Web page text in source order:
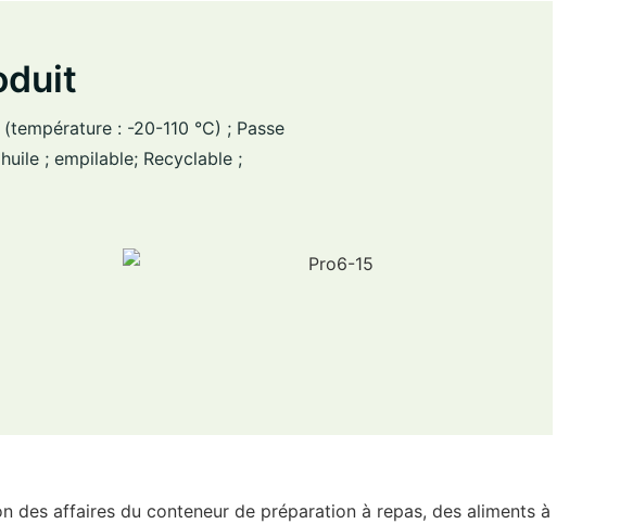
: -20-110 °C) ; Passe
; empilable; Recyclable ;
des affaires du conteneur de préparation à repas, des aliments à